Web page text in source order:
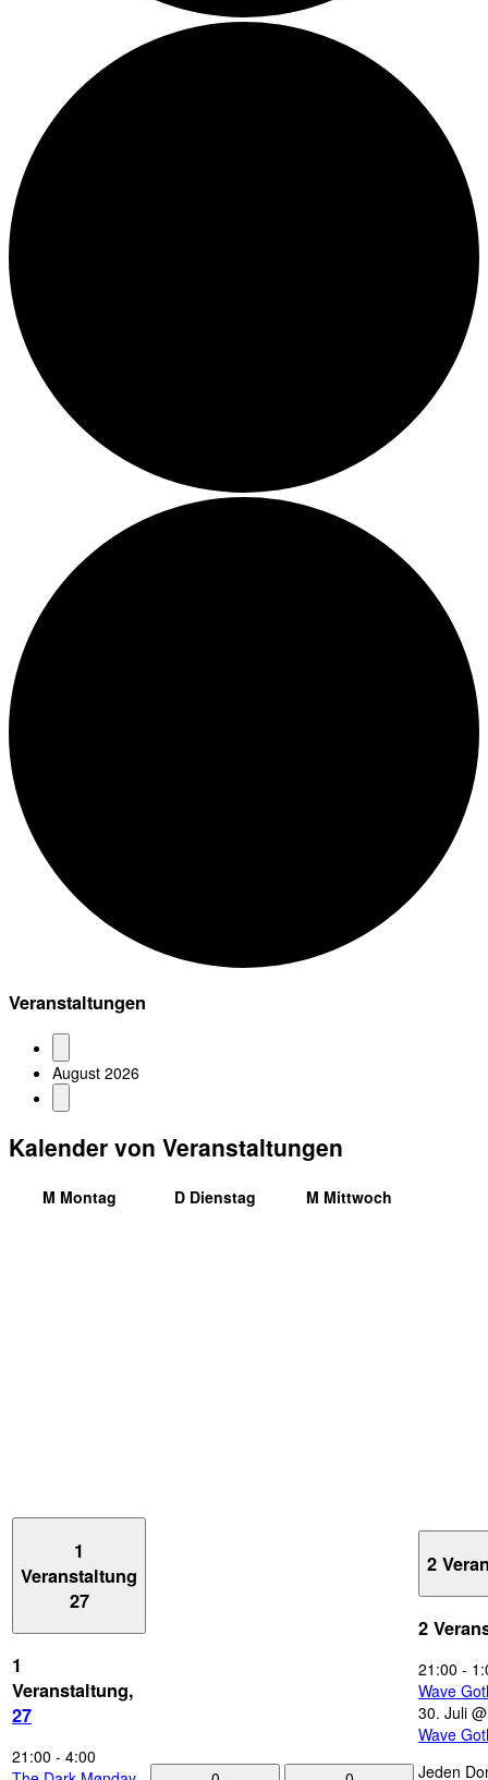
Veranstaltungen
August 2026
Kalender von Veranstaltungen
M Montag D Dienstag M Mittwoch
1
Veranstaltung
27
1
Veranstaltung,
27
21:00 - 4:00
2
2
21:00 -
Wave
30. Juli
Wave
Jeden